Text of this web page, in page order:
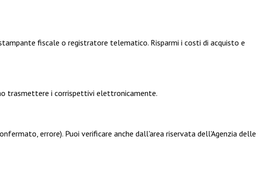
fiscale o registratore telematico. Risparmi i costi di acquisto e
trasmettere i corrispettivi elettronicamente.
errore). Puoi verificare anche dall'area riservata dell'Agenzia delle